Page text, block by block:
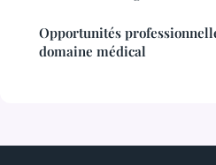
Opportunités
domaine médical